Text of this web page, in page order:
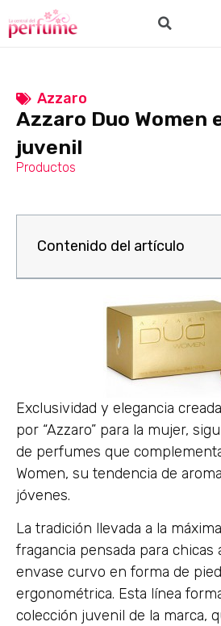
Azzaro
Azzaro Duo Women
juvenil
Productos
Contenido del artículo
Exclusividad y elegancia
por “Azzaro” para la mujer,
de perfumes que
Women, su tendencia de
jóvenes.
La tradición llevada a la
fragancia pensada para chicas
envase curvo en forma de
ergonométrica. Esta línea
colección juvenil de la marca,